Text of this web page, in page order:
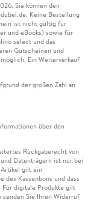
Sie können den
Keine Bestellung
ist nicht gültig für
und eBooks) sowie für
select und das
Gutscheinen und
Ein Weiterverkauf
der großen Zahl an
über den
Rückgaberecht von
Datenträgern ist nur bei
gilt ein
des Kassenbons und dass
Für digitale Produkte gilt
Sie Ihren Widerruf